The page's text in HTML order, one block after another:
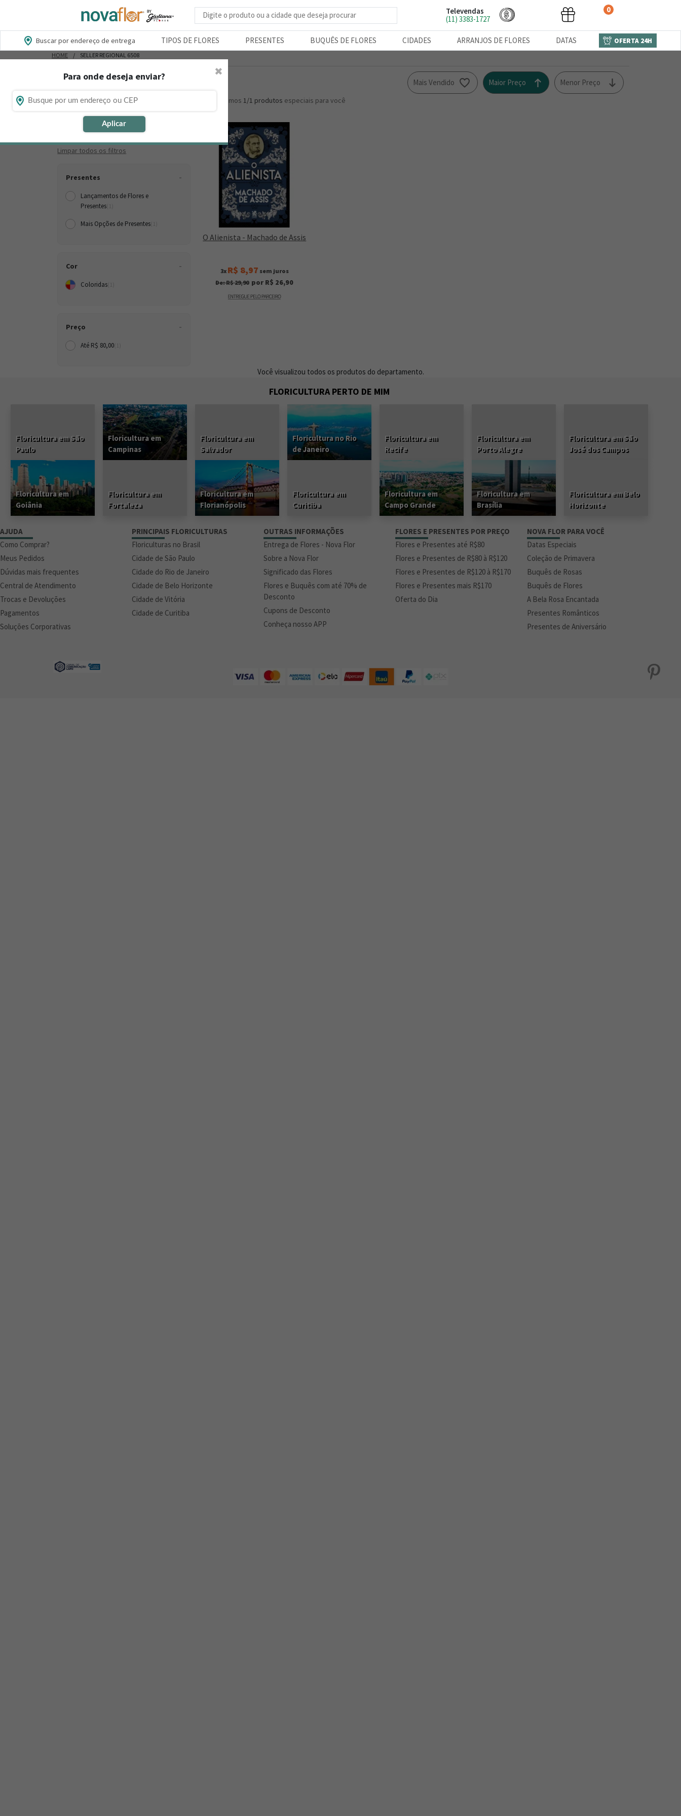
Busca de produtos
Televendas
(11) 3383-1727
0
Buscar por endereço de entrega TIPOS DE FLORES PRESENTES BUQUÊS DE FLORES CIDADES ARRANJOS DE FLORES DATAS OFERTA 24H
Para onde deseja enviar?
Aplicar
✖
HOME SELLER REGIONAL 6508
Onde será a entrega?
Filtros ativos:
Limpar todos os filtros
Presentes
Lançamentos de Flores e
Presentes
Mais Opções de Presentes
Cor
Coloridas
Preço
Até R$ 80,00
Menor Preço
Maior Preço
Mais Vendido
Encontramos 1/1 produtos especiais para você
O Alienista - Machado de Assis
3x R$ 8,97 sem juros
De: R$ 29,90 por R$ 26,90
Você visualizou todos os produtos do departamento.
FLORICULTURA PERTO DE MIM
Floricultura em São
Paulo
Floricultura em
Campinas
Floricultura em
Salvador
Floricultura no Rio
de Janeiro
Floricultura em
Recife
Floricultura em
Porto Alegre
Floricultura em São
José dos Campos
Floricultura em
Goiânia
Floricultura em
Fortaleza
Floricultura em
Florianópolis
Floricultura em
Curitiba
Floricultura em
Campo Grande
Floricultura em
Brasília
Floricultura em Belo
Horizonte
AJUDA
Como Comprar?
Meus Pedidos
Dúvidas mais frequentes
Central de Atendimento
Trocas e Devoluções
Pagamentos
Soluções Corporativas
PRINCIPAIS FLORICULTURAS
Floriculturas no Brasil
Cidade de São Paulo
Cidade do Rio de Janeiro
Cidade de Belo Horizonte
Cidade de Vitória
Cidade de Curitiba
OUTRAS INFORMAÇÕES
Entrega de Flores - Nova Flor
Sobre a Nova Flor
Significado das Flores
Flores e Buquês com até 70% de
Desconto
Cupons de Desconto
Conheça nosso APP
FLORES E PRESENTES POR PREÇO
Flores e Presentes até R$80
Flores e Presentes de R$80 à R$120
Flores e Presentes de R$120 à R$170
Flores e Presentes mais R$170
Oferta do Dia
NOVA FLOR PARA VOCÊ
Datas Especiais
Coleção de Primavera
Buquês de Rosas
Buquês de Flores
A Bela Rosa Encantada
Presentes Românticos
Presentes de Aniversário